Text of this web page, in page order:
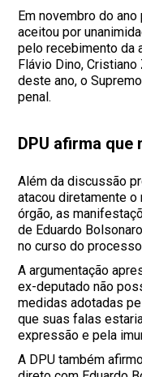
Em novembro do
aceitou por
pelo recebimento da
Flávio Dino,
deste ano, o
penal.
DPU afirma que
Além da discussão
atacou diretamente
órgão, as
de Eduardo
no curso do
A argumentação
ex-deputado não
medidas adotadas
que suas falas
expressão e pela
A DPU também